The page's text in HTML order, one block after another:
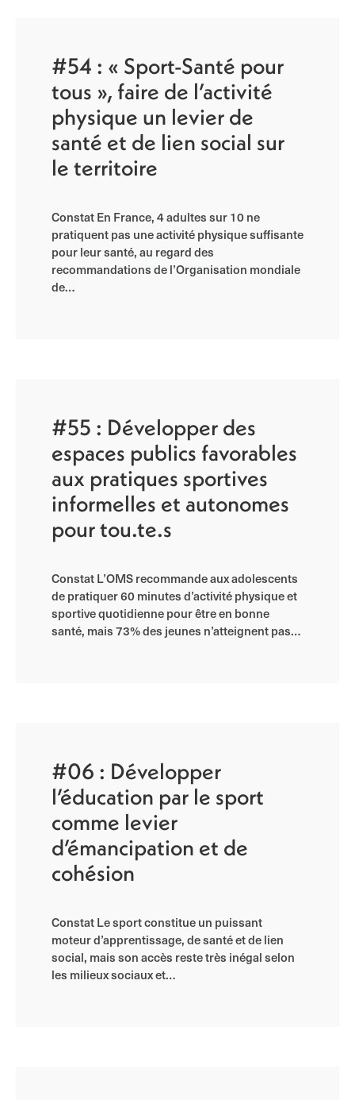
#54 : « Sport-Santé pour
tous », faire de l’activité
physique un levier de
santé et de lien social sur
le territoire
Constat En France, 4 adultes sur 10 ne
pratiquent pas une activité physique suffisante
pour leur santé, au regard des
recommandations de l’Organisation mondiale
de…
#55 : Développer des
espaces publics favorables
aux pratiques sportives
informelles et autonomes
pour tou.te.s
Constat L’OMS recommande aux adolescents
de pratiquer 60 minutes d’activité physique et
sportive quotidienne pour être en bonne
santé, mais 73% des jeunes n’atteignent pas…
#06 : Développer
l’éducation par le sport
comme levier
d’émancipation et de
cohésion
Constat Le sport constitue un puissant
moteur d’apprentissage, de santé et de lien
social, mais son accès reste très inégal selon
les milieux sociaux et…